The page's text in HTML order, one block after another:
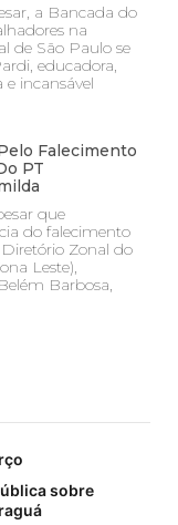
a Bancada do
na
de São Paulo se
educadora,
incansável
Falecimento
PT
que
do falecimento
Zonal do
Leste),
Barbosa,
sobre